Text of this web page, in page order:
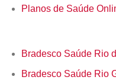
Planos de Saúde
Bradesco Saúde Rio
Bradesco Saúde Rio